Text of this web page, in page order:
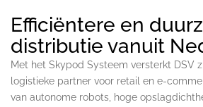
Efficiëntere en
distributie vanuit
Met het Skypod Systeem versterkt DSV
logistieke partner voor retail en e-
van autonome robots, hoge